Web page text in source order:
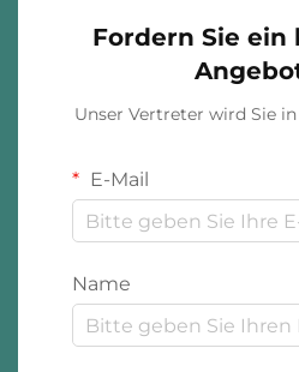
Fordern Sie ein
Unser Vertreter wird Sie
E-Mail
Name